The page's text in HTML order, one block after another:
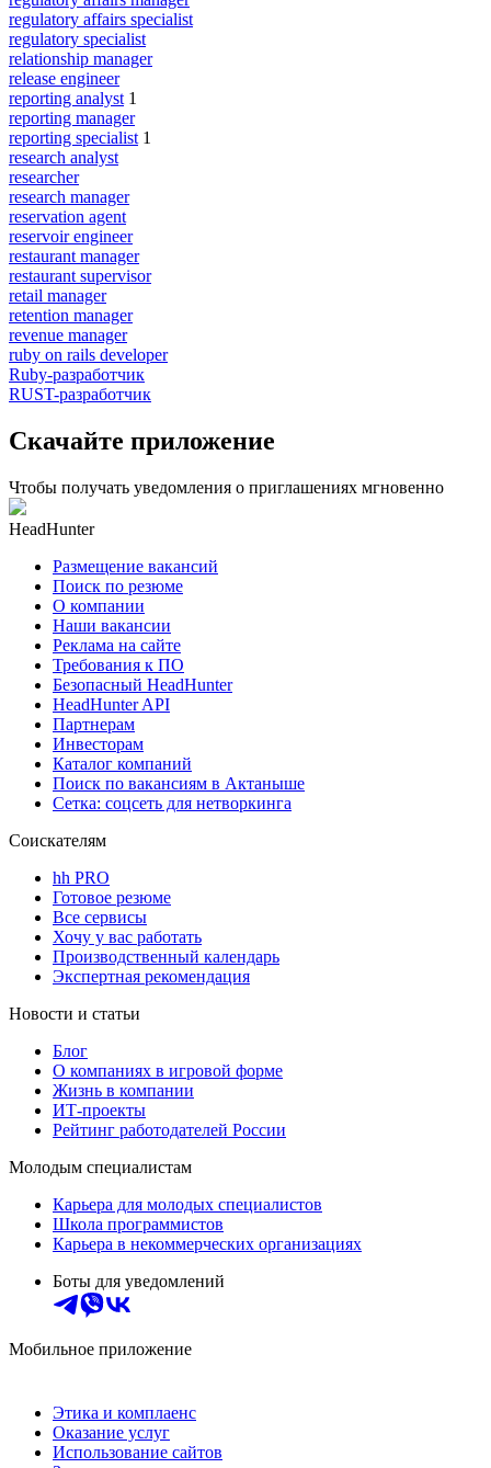
regulatory affairs specialist
regulatory specialist
relationship manager
release engineer
reporting analyst 1
reporting manager
reporting specialist 1
research analyst
researcher
research manager
reservation agent
reservoir engineer
restaurant manager
restaurant supervisor
retail manager
retention manager
revenue manager
ruby on rails developer
Ruby-разработчик
RUST-разработчик
Скачайте приложение
Чтобы получать уведомления о приглашениях мгновенно
HeadHunter
Размещение вакансий
Поиск по резюме
О компании
Наши вакансии
Реклама на сайте
Требования к ПО
Безопасный HeadHunter
HeadHunter API
Партнерам
Инвесторам
Каталог компаний
Поиск по вакансиям в Актаныше
Сетка: соцсеть для нетворкинга
Соискателям
hh PRO
Готовое резюме
Все сервисы
Хочу у вас работать
Производственный календарь
Экспертная рекомендация
Новости и статьи
Блог
О компаниях в игровой форме
Жизнь в компании
ИТ-проекты
Рейтинг работодателей России
Молодым специалистам
Карьера для молодых специалистов
Школа программистов
Карьера в некоммерческих организациях
Боты для уведомлений
Мобильное приложение
Этика и комплаенс
Оказание услуг
Использование сайтов